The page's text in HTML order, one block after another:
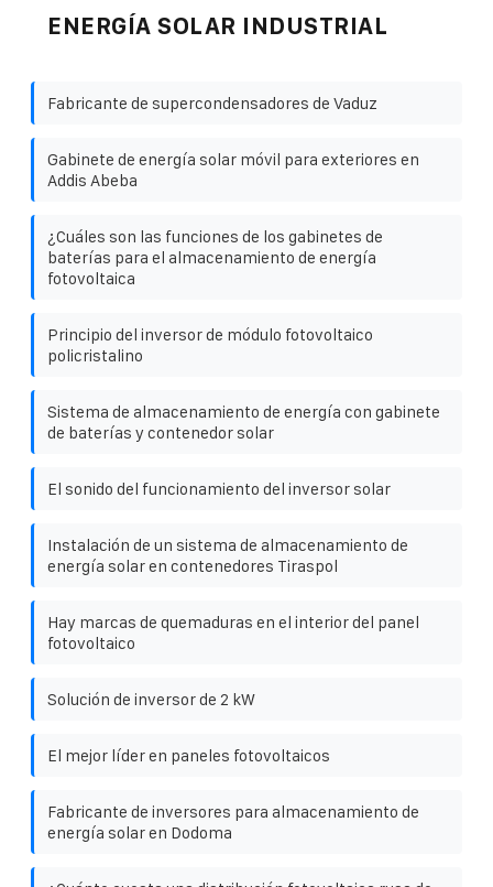
ENERGÍA SOLAR INDUSTRIAL
Fabricante de supercondensadores de Vaduz
Gabinete de energía solar móvil para exteriores en
Addis Abeba
¿Cuáles son las funciones de los gabinetes de
baterías para el almacenamiento de energía
fotovoltaica
Principio del inversor de módulo fotovoltaico
policristalino
Sistema de almacenamiento de energía con gabinete
de baterías y contenedor solar
El sonido del funcionamiento del inversor solar
Instalación de un sistema de almacenamiento de
energía solar en contenedores Tiraspol
Hay marcas de quemaduras en el interior del panel
fotovoltaico
Solución de inversor de 2 kW
El mejor líder en paneles fotovoltaicos
Fabricante de inversores para almacenamiento de
energía solar en Dodoma